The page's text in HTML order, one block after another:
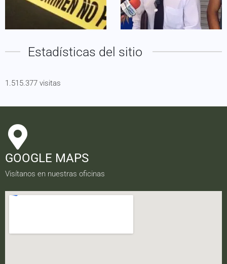
Estadísticas del sitio
1.515.377 visitas
GOOGLE MAPS
Visítanos en nuestras oficinas